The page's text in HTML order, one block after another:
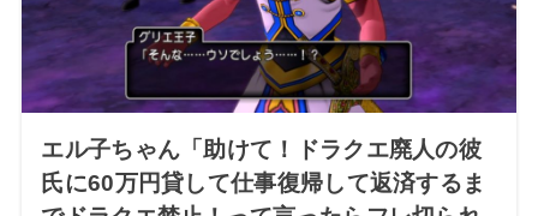
エル子ちゃん「助けて！ドラクエ廃人の彼
氏に60万円貸して仕事復帰して返済するま